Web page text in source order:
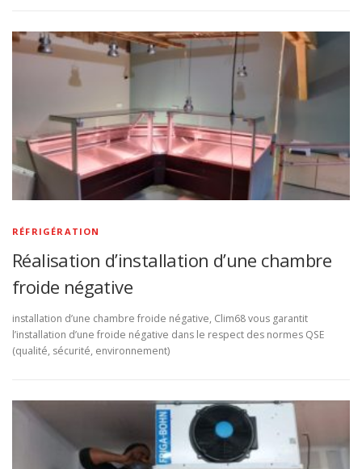
RÉFRIGÉRATION
Réalisation d’installation d’une chambre
froide négative
installation d’une chambre froide négative, Clim68 vous garantit
l’installation d’une froide négative dans le respect des normes QSE
(qualité, sécurité, environnement)